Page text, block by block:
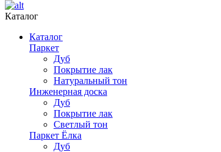
Каталог
Каталог
Паркет
Дуб
Покрытие лак
Натуральный тон
Инженерная доска
Дуб
Покрытие лак
Светлый тон
Паркет Ёлка
Дуб